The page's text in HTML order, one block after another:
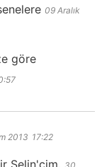
09 Aralık
göre
2013 17:22